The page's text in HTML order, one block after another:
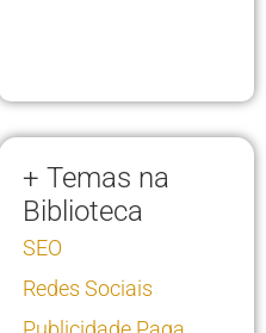
+ Temas na
Biblioteca
SEO
Redes Sociais